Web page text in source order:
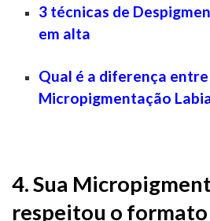
3 técnicas de
em alta
Qual é a diferença entre
Micropigmentação
4. Sua
respeitou o